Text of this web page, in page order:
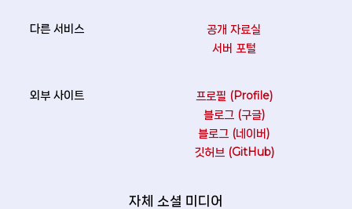
공개 자료실
서버 포털
프로필 (Profile)
블로그 (구글)
블로그 (네이버)
깃허브 (GitHub)
자체 소셜 미디어